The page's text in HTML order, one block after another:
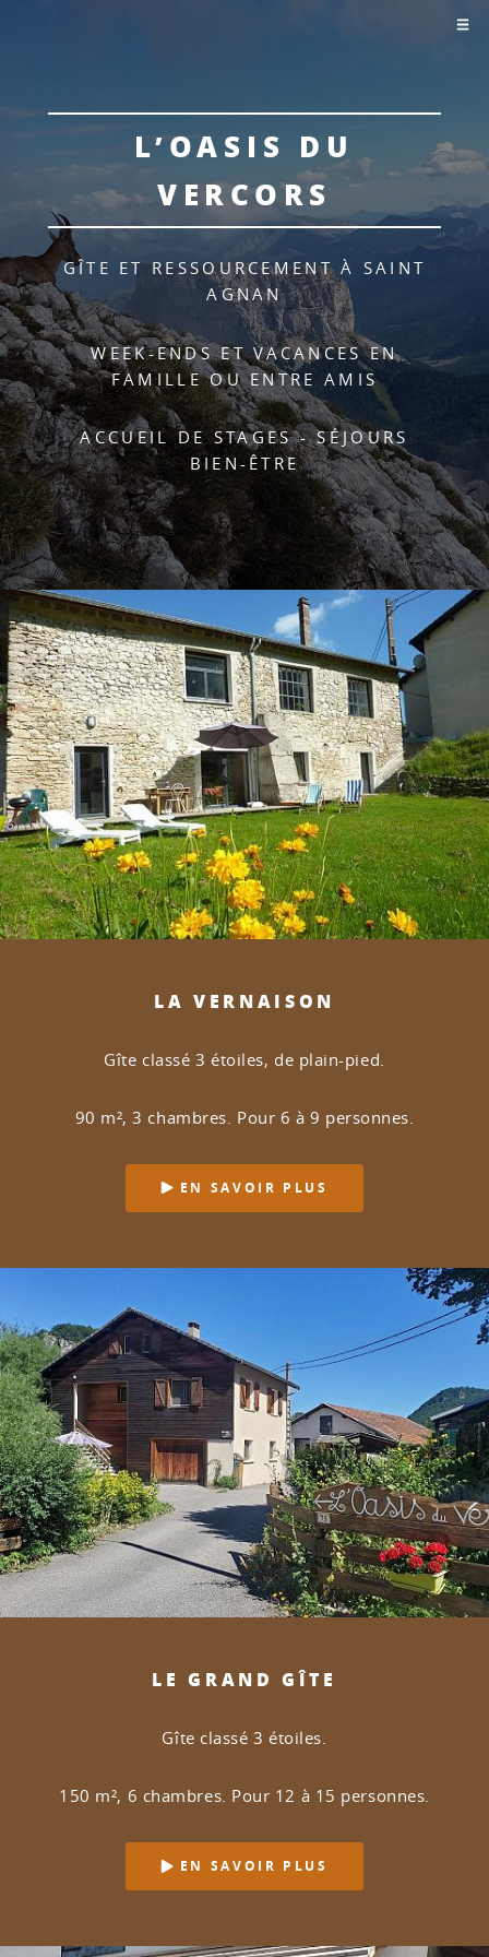
L’OASIS DU
VERCORS
GÎTE ET RESSOURCEMENT À SAINT
AGNAN
WEEK-ENDS ET VACANCES EN
FAMILLE OU ENTRE AMIS
ACCUEIL DE STAGES - SÉJOURS
BIEN-ÊTRE
LA VERNAISON
Gîte classé 3 étoiles, de plain-pied.
90 m², 3 chambres. Pour 6 à 9 personnes.
EN SAVOIR PLUS
LE GRAND GÎTE
Gîte classé 3 étoiles.
150 m², 6 chambres. Pour 12 à 15 personnes.
EN SAVOIR PLUS